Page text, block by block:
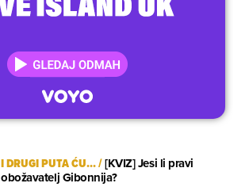
I DRUGI PUTA ĆU.../[KVIZ] Jesi li pravi
obožavatelj Gibonnija?